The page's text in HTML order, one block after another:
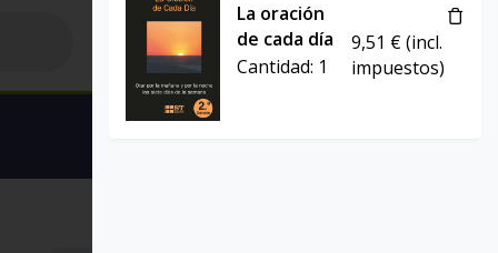
La oración
de cada día
Cantidad: 1
9,51 €(incl.
impuestos)